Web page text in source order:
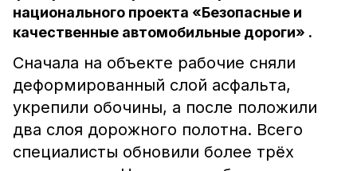
национального проекта «Безопасные и
качественные автомобильные дороги» .
Сначала на объекте рабочие сняли
деформированный слой асфальта,
укрепили обочины, а после положили
два слоя дорожного полотна. Всего
специалисты обновили более трёх